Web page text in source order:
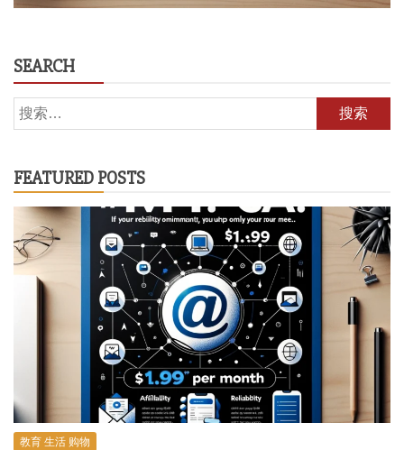
SEARCH
搜
索：
FEATURED POSTS
教育 生活 购物